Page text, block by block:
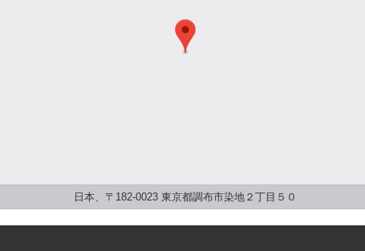
日本、〒182-0023 東京都調布市染地２丁目５０